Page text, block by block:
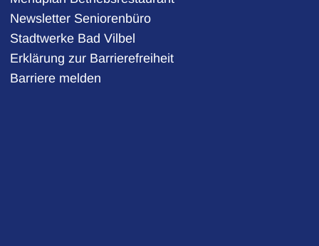
Newsletter Seniorenbüro
Stadtwerke Bad Vilbel
Erklärung zur Barrierefreiheit
Barriere melden